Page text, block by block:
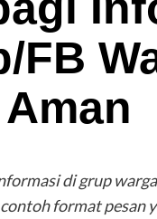
FB
di grup
format pesan